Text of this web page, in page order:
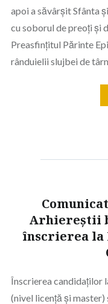
apoi a săvârșit Sfânta
cu soborul de preoți și
Preasfințitul Părinte
rânduielii slujbei de
Arhiereștii
înscrierea la
Înscrierea candidaților
(nivel licență și